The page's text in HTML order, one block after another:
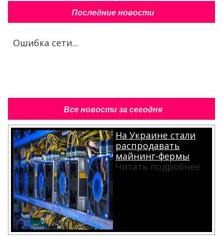
Последние новости
Ошибка сети...
Все новости за сегодня
На Украине стали
распродавать
майнинг-фермы
Читать подробнее